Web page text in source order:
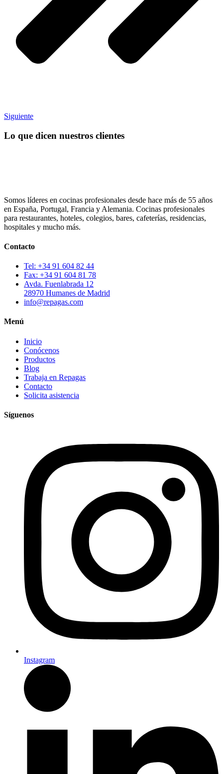
Siguiente
Lo que dicen nuestros clientes
Somos líderes en cocinas profesionales desde hace más de 55 años
en España, Portugal, Francia y Alemania. Cocinas profesionales
para restaurantes, hoteles, colegios, bares, cafeterías, residencias,
hospitales y mucho más.
Contacto
Tel: +34 91 604 82 44
Fax: +34 91 604 81 78
Avda. Fuenlabrada 12
28970 Humanes de Madrid
info@repagas.com
Menú
Inicio
Conócenos
Productos
Blog
Trabaja en Repagas
Contacto
Solicita asistencia
Síguenos
Instagram